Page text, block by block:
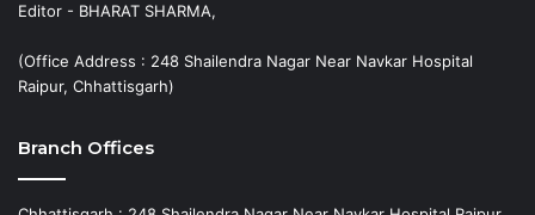
Editor - BHARAT SHARMA,
(Office Address : 248 Shailendra Nagar Near Navkar Hospital
Raipur, Chhattisgarh)
Branch Offices